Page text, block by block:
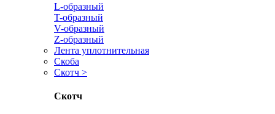
L-образный
T-образный
V-образный
Z-образный
Лента уплотнительная
Скоба
Скотч >
Скотч